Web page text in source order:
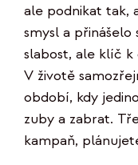
ale podnikat tak,
smysl a
slabost, ale klíč
V životě
období, kdy
zuby a zabrat.
kampaň,